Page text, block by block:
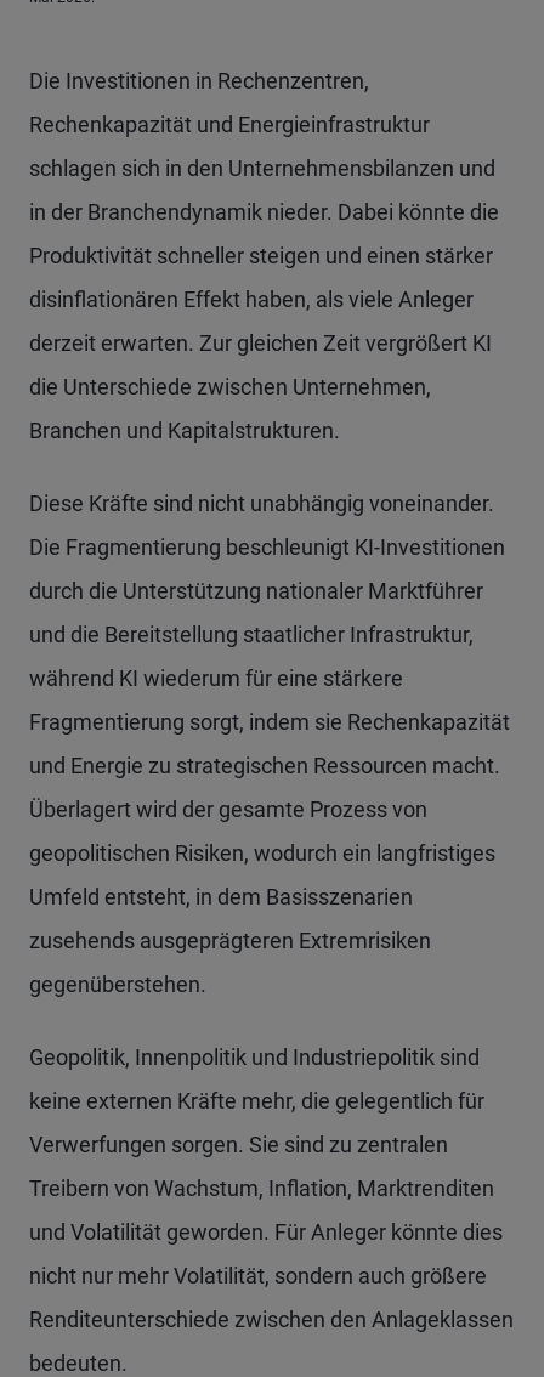
Die Investitionen in Rechenzentren,
Rechenkapazität und Energieinfrastruktur
schlagen sich in den Unternehmensbilanzen und
in der Branchendynamik nieder. Dabei könnte die
Produktivität schneller steigen und einen stärker
disinflationären Effekt haben, als viele Anleger
derzeit erwarten. Zur gleichen Zeit vergrößert KI
die Unterschiede zwischen Unternehmen,
Branchen und Kapitalstrukturen.
Diese Kräfte sind nicht unabhängig voneinander.
Die Fragmentierung beschleunigt KI-Investitionen
durch die Unterstützung nationaler Marktführer
und die Bereitstellung staatlicher Infrastruktur,
während KI wiederum für eine stärkere
Fragmentierung sorgt, indem sie Rechenkapazität
und Energie zu strategischen Ressourcen macht.
Überlagert wird der gesamte Prozess von
geopolitischen Risiken, wodurch ein langfristiges
Umfeld entsteht, in dem Basisszenarien
zusehends ausgeprägteren Extremrisiken
gegenüberstehen.
Geopolitik, Innenpolitik und Industriepolitik sind
keine externen Kräfte mehr, die gelegentlich für
Verwerfungen sorgen. Sie sind zu zentralen
Treibern von Wachstum, Inflation, Marktrenditen
und Volatilität geworden. Für Anleger könnte dies
nicht nur mehr Volatilität, sondern auch größere
Renditeunterschiede zwischen den Anlageklassen
bedeuten.